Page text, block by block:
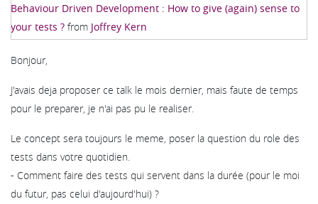
Behaviour Driven Development : How to give (again) sense to
your tests ? from Joffrey Kern
Bonjour,
J'avais deja proposer ce talk le mois dernier, mais faute de temps
pour le preparer, je n'ai pas pu le realiser.
Le concept sera toujours le meme, poser la question du role des
tests dans votre quotidien.
- Comment faire des tests qui servent dans la durée (pour le moi
du futur, pas celui d'aujourd'hui) ?